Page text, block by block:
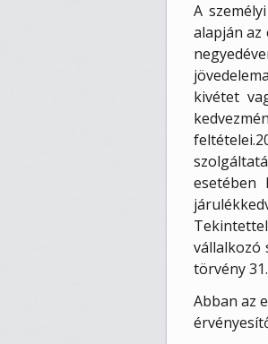
A
alapján az
kivétet
esetében
vállalkozó
törvény
Abban az